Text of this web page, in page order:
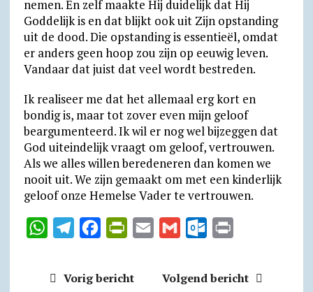
nemen. En zelf maakte Hij duidelijk dat Hij
Goddelijk is en dat blijkt ook uit Zijn opstanding
uit de dood. Die opstanding is essentieël, omdat
er anders geen hoop zou zijn op eeuwig leven.
Vandaar dat juist dat veel wordt bestreden.
Ik realiseer me dat het allemaal erg kort en
bondig is, maar tot zover even mijn geloof
beargumenteerd. Ik wil er nog wel bijzeggen dat
God uiteindelijk vraagt om geloof, vertrouwen.
Als we alles willen beredeneren dan komen we
nooit uit. We zijn gemaakt om met een kinderlijk
geloof onze Hemelse Vader te vertrouwen.
W
T
Vorig bericht Volgend bericht